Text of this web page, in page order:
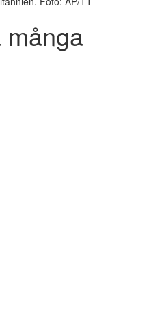
många